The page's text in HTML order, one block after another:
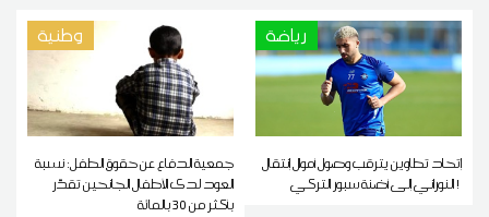
رياضة
إتحاد تطاوين يترقب وصول أموال إنتقال
النوراني إلى أضنة سبور التركي !
وطنية
جمعية الدفاع عن حقوق الطفل: نسبة
العود لدى الأطفال الجانحين تقدّر
بأكثر من 30 بالمائة